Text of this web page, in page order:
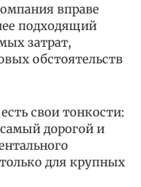
вправе
подходящий
затрат,
обстоятельств
свои тонкости:
дорогой и
для крупных